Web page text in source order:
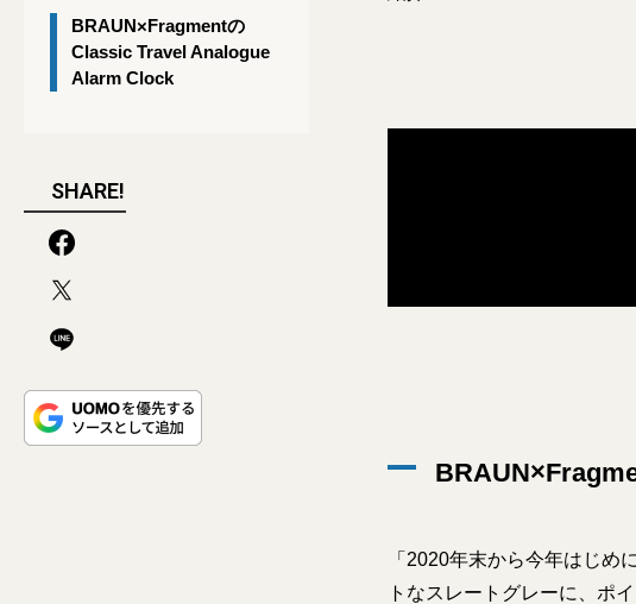
BRAUN×Fragmentの
Classic Travel Analogue
Alarm Clock
SHARE!
「2020年末から今年はじめ
トなスレートグレーに、ポ